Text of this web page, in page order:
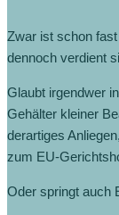
Zwar ist schon
dennoch verdient
Glaubt irgendwer
Gehälter kleiner
derartiges
zum EU-
Oder springt auch